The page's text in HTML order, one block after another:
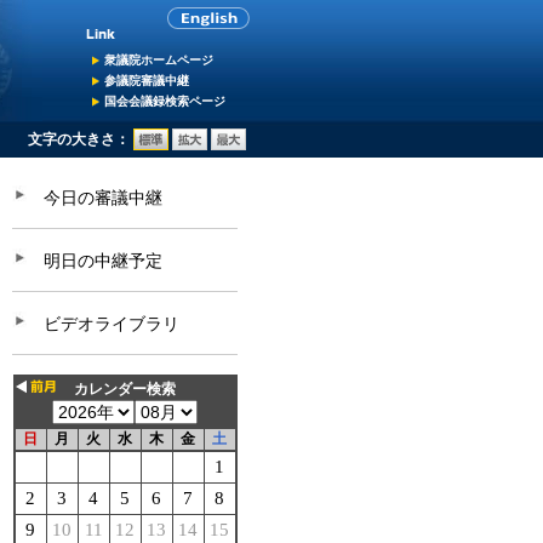
衆議院ホームページ
参議院審議中継
国会会議録検索ページ
文字の大きさ：
今日の審議中継
明日の中継予定
ビデオライブラリ
カレンダー検索
日 月 火 水 木 金 土
1
2
3 4 5 6 7
8
9
10 11 12 13 14
15